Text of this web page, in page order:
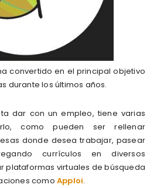
convertido en el principal objetivo
durante los últimos años.
dar con un empleo, tiene varias
como pueden ser rellenar
donde desea trabajar, pasear
currículos en diversos
plataformas virtuales de búsqueda
como Apploi.